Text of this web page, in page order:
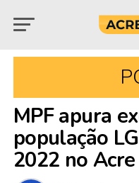
MPF apura
população
2022 no Acre